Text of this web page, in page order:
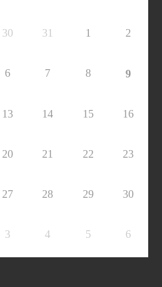
30 31 1 2
6 7 8 9
13 14 15 16
20 21 22 23
27 28 29 30
3 4 5 6